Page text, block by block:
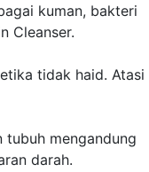
kuman, bakteri
Cleanser.
tidak haid. Atasi
mengandung
darah.